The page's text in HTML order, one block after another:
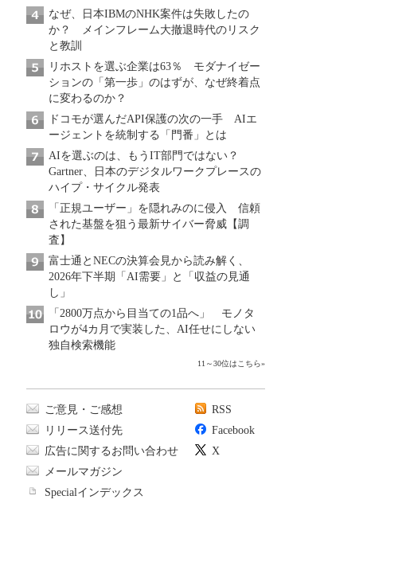
なぜ、日本IBMのNHK案件は失敗したの
か？ メインフレーム大撤退時代のリスク
と教訓
リホストを選ぶ企業は63％ モダナイゼー
ションの「第一歩」のはずが、なぜ終着点
に変わるのか？
ドコモが選んだAPI保護の次の一手 AIエ
ージェントを統制する「門番」とは
AIを選ぶのは、もうIT部門ではない？
Gartner、日本のデジタルワークプレースの
ハイプ・サイクル発表
「正規ユーザー」を隠れみのに侵入 信頼
された基盤を狙う最新サイバー脅威【調
査】
富士通とNECの決算会見から読み解く、
2026年下半期「AI需要」と「収益の見通
し」
「2800万点から目当ての1品へ」 モノタ
ロウが4カ月で実装した、AI任せにしない
独自検索機能
11～30位はこちら»
ご意見・ご感想
リリース送付先
広告に関するお問い合わせ
メールマガジン
Specialインデックス
RSS
Facebook
X